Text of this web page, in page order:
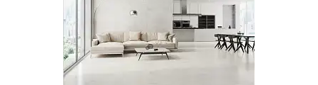
расширять клиентскую базу, привлекая к
сотрудничеству дилеров и маркетологов,
профессиональных дизайнеров и архитекторов.
Практически на всех этапах производства на фабрике
Keratile применяется технология Styljet, цель которой –